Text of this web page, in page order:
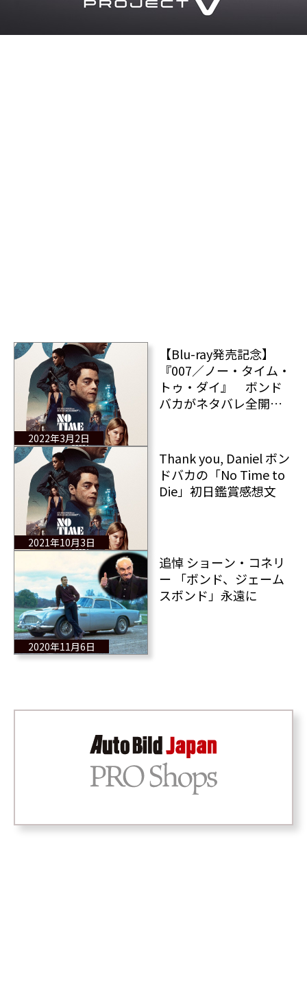
2022年3月2日
【Blu-ray発売記念】
『007／ノー・タイム・
トゥ・ダイ』 ボンド
バカがネタバレ全開で
2021年10月3日
Thank you, Daniel ボン
ドバカの「No Time to
Die」初日鑑賞感想文
2020年11月6日
追悼 ショーン・コネリ
ー 「ボンド、ジェーム
スボンド」永遠に